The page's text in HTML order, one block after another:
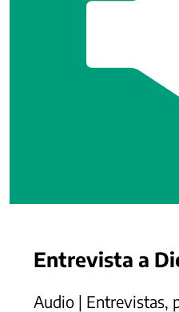
Entrevista a
Audio | Entrevistas,